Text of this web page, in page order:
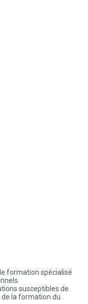
formation spécialisé
susceptibles de
de la formation du